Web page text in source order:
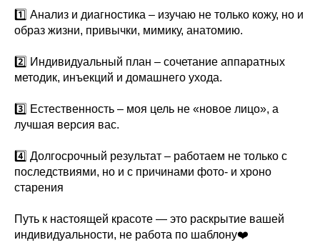
1️⃣ Анализ и диагностика – изучаю не только кожу, но и
образ жизни, привычки, мимику, анатомию.
2️⃣ Индивидуальный план – сочетание аппаратных
методик, инъекций и домашнего ухода.
3️⃣ Естественность – моя цель не «новое лицо», а
лучшая версия вас.
4️⃣ Долгосрочный результат – работаем не только с
последствиями, но и с причинами фото- и хроно
старения
Путь к настоящей красоте — это раскрытие вашей
индивидуальности, не работа по шаблону❤️